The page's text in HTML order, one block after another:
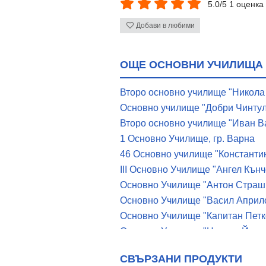
5.0/5 1 оценка
Добави в любими
ОЩЕ ОСНОВНИ УЧИЛИЩА
Второ основно училище
Основно училище "Добри
Второ основно училище "Иван
1 Основно Училище, гр. Варна
46 Основно училище
III Основно Училище "Ангел
Основно Училище "Антон
Основно Училище "Васил
Основно Училище "Капитан
Основно Училище "Никола
Основно Училище "Петко Рачев
СВЪРЗАНИ ПРОДУКТИ